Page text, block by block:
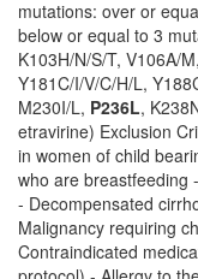
mutations: over or
below or equal to 3
K103H/N/S/T, V106A/
Y181C/I/V/C/H/L,
M230I/L, P236L,
etravirine) Exclusion
in women of child
who are breastfeeding
- Decompensated
Malignancy requiring
Contraindicated